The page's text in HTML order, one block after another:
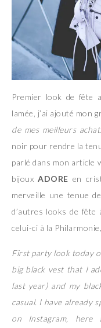
Premier look de fête
lamée, j’ai ajouté mon
de mes meilleurs
noir pour rendre la
parlé dans mon article
bijouxADORE en
merveille une tenue
d’autres looks de
celui-ci à la
First party look today
big black vest that I
last year) and my
casual. I have already
on Instagram, here